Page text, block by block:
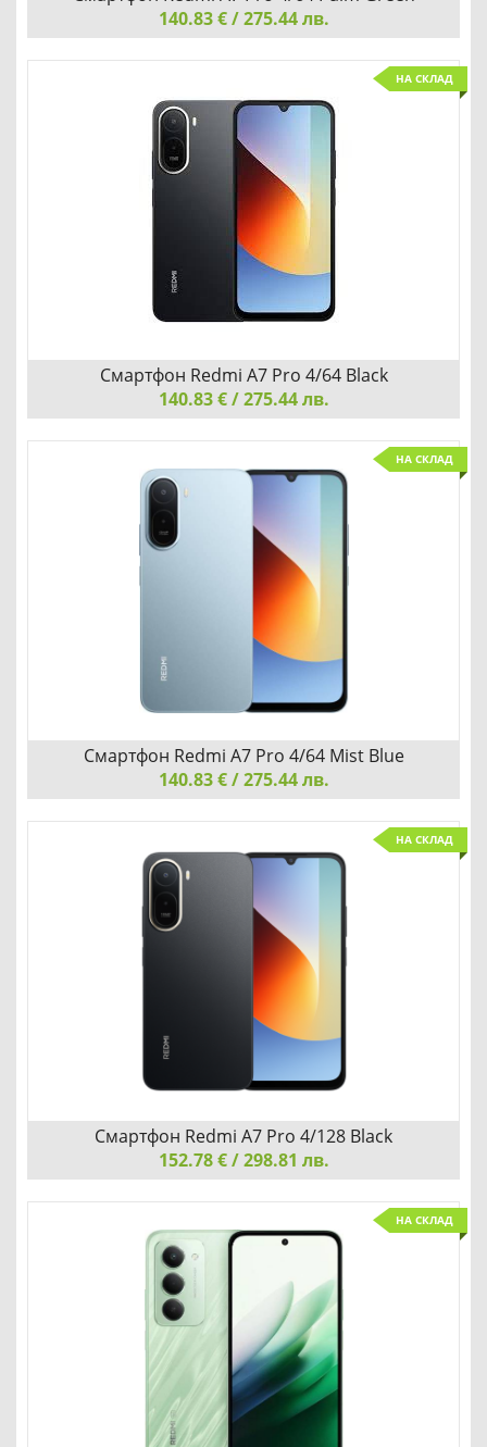
Redmi A7 Pro 4/64 Palm Green е стилен бюджетен
смартфон с обширен 6,71-инчов дисплей, мощна
батерия и свеж зелен дизайн, предлагащ надеждна
производителност и плавност при ежедневна работа.
140.83 € / 275.44 лв.
НА СКЛАД
Redmi A7 Pro 4/64 Black е бюджетен смартфон с голям
6,71-инчов дисплей, надеждна батерия и елегантен
дизайн, осигуряващ плавна работа и отлично
потребителско изживяване на достъпна цена.
Смартфон Redmi A7 Pro 4/64 Black
140.83 € / 275.44 лв.
НА СКЛАД
Redmi A7 Pro 4/64 Mist Blue е модерен смартфон с
впечатляващ 6,71-инчов дисплей, надеждна батерия за
целия ден и елегантен син завършек, предлагащ
перфектен баланс между функционалност и достъпност.
Смартфон Redmi A7 Pro 4/64 Mist Blue
140.83 € / 275.44 лв.
НА СКЛАД
Redmi A7 Pro 4/128 Black е надежден смартфон с
разширена памет от 128GB, голям 6,71-инчов дисплей и
издръжлива батерия, съчетаващ класически черен
дизайн с висока функционалност за ежедневни задачи.
Добави
Смартфон Redmi A7 Pro 4/128 Black
152.78 € / 298.81 лв.
НА СКЛАД